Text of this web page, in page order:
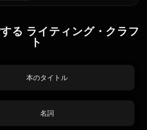
る ライティング・クラフ
ト
本のタイトル
名詞